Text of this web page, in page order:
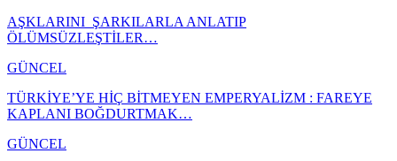
AŞKLARINI ŞARKILARLA ANLATIP
ÖLÜMSÜZLEŞTİLER…
GÜNCEL
TÜRKİYE’YE HİÇ BİTMEYEN EMPERYALİZM : FAREYE
KAPLANI BOĞDURTMAK…
GÜNCEL